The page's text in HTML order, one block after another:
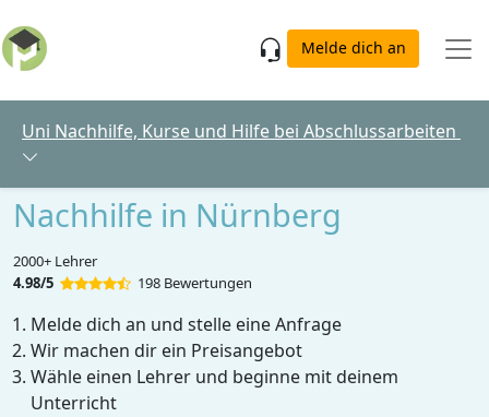
Melde dich an
Uni Nachhilfe, Kurse und Hilfe bei Abschlussarbeiten
Nachhilfe in Nürnberg
2000+ Lehrer
4.98/5
198 Bewertungen
Melde dich an und stelle eine Anfrage
Wir machen dir ein Preisangebot
Wähle einen Lehrer und beginne mit deinem
Unterricht